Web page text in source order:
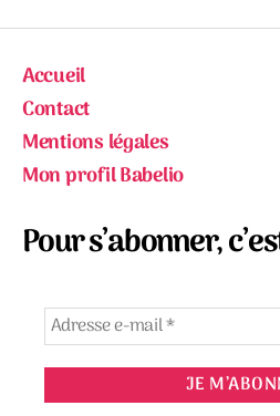
Accueil
Contact
Mentions légales
Mon profil Babelio
Pour s’abonner,